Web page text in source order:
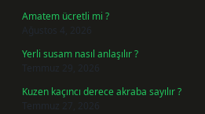
Amatem ücretli mi ?
Ağustos 4, 2026
Yerli susam nasıl anlaşılır ?
Temmuz 29, 2026
Kuzen kaçıncı derece akraba sayılır ?
Temmuz 27, 2026